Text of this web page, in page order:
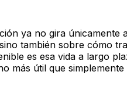
ya no gira únicamente
también sobre cómo
es esa vida a largo
más útil que